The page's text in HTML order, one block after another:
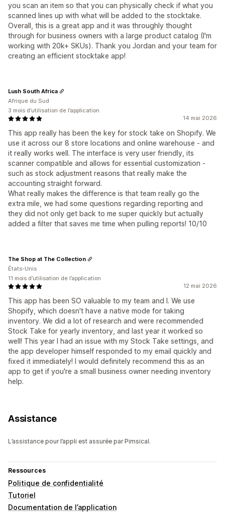
you scan an item so that you can physically check if what you
scanned lines up with what will be added to the stocktake.
Overall, this is a great app and it was throughly thought
through for business owners with a large product catalog (I'm
working with 20k+ SKUs). Thank you Jordan and your team for
creating an efficient stocktake app!
14 mai 2026
This app really has been the key for stock take on Shopify. We
use it across our 8 store locations and online warehouse - and
it really works well. The interface is very user friendly, its
scanner compatible and allows for essential customization -
such as stock adjustment reasons that really make the
accounting straight forward.
What really makes the difference is that team really go the
extra mile, we had some questions regarding reporting and
they did not only get back to me super quickly but actually
added a filter that saves me time when pulling reports! 10/10
Lush South Africa
Afrique du Sud
3 mois d’utilisation de l’application
12 mai 2026
This app has been SO valuable to my team and I. We use
Shopify, which doesn't have a native mode for taking
inventory. We did a lot of research and were recommended
Stock Take for yearly inventory, and last year it worked so
well! This year I had an issue with my Stock Take settings, and
the app developer himself responded to my email quickly and
fixed it immediately! I would definitely recommend this as an
app to get if you're a small business owner needing inventory
help.
The Shop at The Collection
États-Unis
11 mois d’utilisation de l’application
Assistance
L’assistance pour l’appli est assurée par Pimsical.
Ressources
Politique de confidentialité
Tutoriel
Documentation de l’application